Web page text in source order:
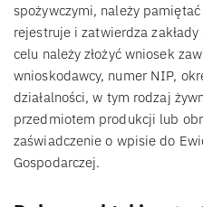
spożywczymi, należy
rejestruje i zatwierdza
celu należy złożyć wniosek
wnioskodawcy, numer NIP,
działalności, w tym rodzaj
przedmiotem produkcji lub
zaświadczenie o wpisie do
Gospodarczej.